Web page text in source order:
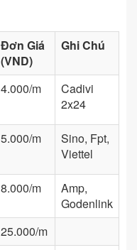
Đơn Giá
(VND)
Ghi Chú
4.000/m
Cadivi
2x24
5.000/m
Sino, Fpt,
Viettel
8.000/m
Amp,
Godenlink
25.000/m